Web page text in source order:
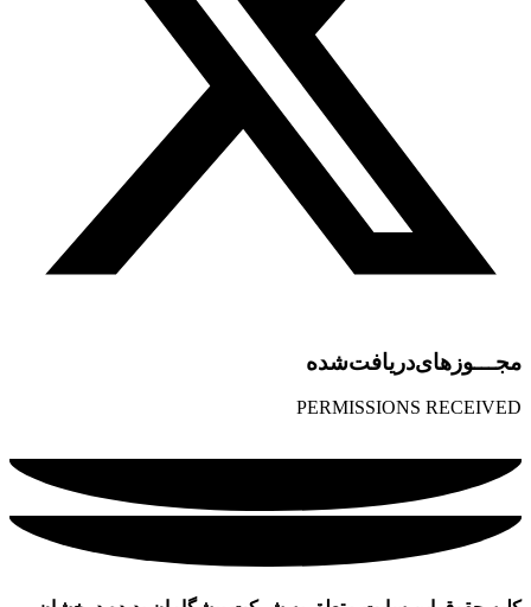
مجـــوز‌های‌دریافت‌شده
PERMISSIONS RECEIVED